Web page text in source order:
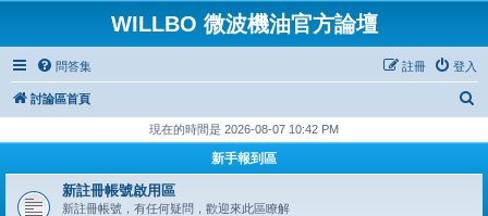
WILLBO 微波機油官方論壇
問答集 登入
註冊
討論區首頁
現在的時間是 2026-08-07 10:42 PM
新手報到區
新註冊帳號啟用區
新註冊帳號，有任何疑問，歡迎來此區瞭解